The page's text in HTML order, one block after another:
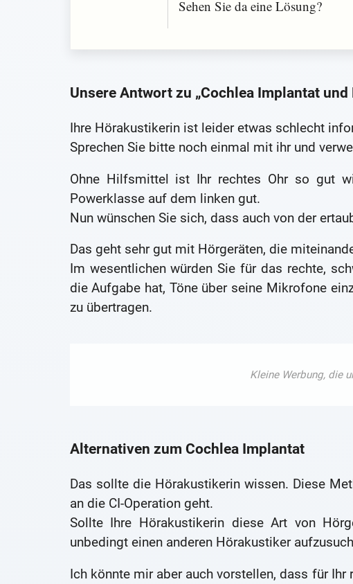
Sehen Sie da eine Lösung?
Unsere Antwort zu „Cochlea Implantat und
Ihre Hörakustikerin ist leider etwas schlecht
Sprechen Sie bitte noch einmal mit ihr und
Ohne Hilfsmittel ist Ihr rechtes Ohr so gut
Powerklasse auf dem linken gut.
Nun wünschen Sie sich, dass auch von der
Das geht sehr gut mit Hörgeräten, die
Im wesentlichen würden Sie für das rechte,
die Aufgabe hat, Töne über seine Mikrofone
zu übertragen.
Alternativen zum Cochlea Implantat
Das sollte die Hörakustikerin wissen. Diese
an die CI-Operation geht.
Sollte Ihre Hörakustikerin diese Art von
unbedingt einen anderen Hörakustiker
Ich könnte mir aber auch vorstellen, dass für